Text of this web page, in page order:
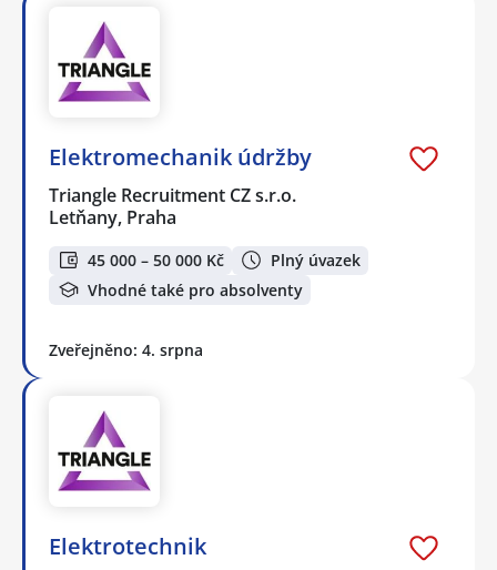
Elektromechanik údržby
Triangle Recruitment CZ s.r.o.
Letňany, Praha
45 000 – 50 000 Kč
Plný úvazek
Vhodné také pro absolventy
Zveřejněno: 4. srpna
Elektrotechnik